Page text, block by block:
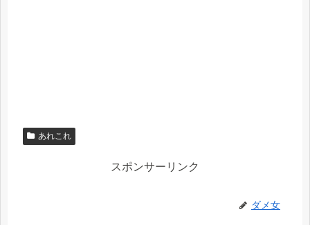
あれこれ
スポンサーリンク
ダメ女